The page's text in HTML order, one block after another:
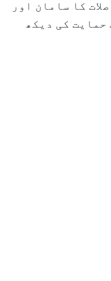
کا سامان اور
حمایت کی دیکھ